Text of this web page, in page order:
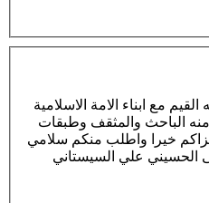
الاسلامية
وطبقات
منكم سلامي
السيستاني